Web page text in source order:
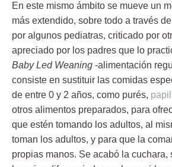
En este mismo ámbito se mueve un
más extendido, sobre todo a través
por algunos pediatras, criticado por
apreciado por los padres que lo
Baby Led Weaning -alimentación
consiste en sustituir las comidas
de entre 0 y 2 años, como purés,
otros alimentos preparados, para
que estén tomando los adultos, al
toman los adultos, y para que la
propias manos. Se acabó la cuchara,